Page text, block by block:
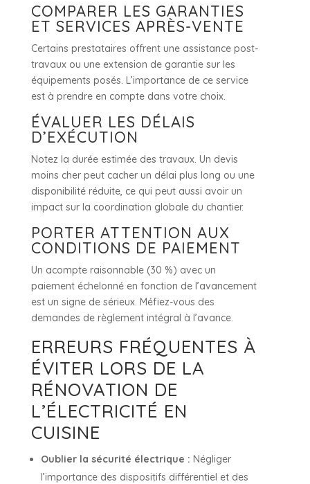
COMPARER LES GARANTIES
ET SERVICES APRÈS-VENTE
Certains prestataires offrent une assistance post-
travaux ou une extension de garantie sur les
équipements posés. L’importance de ce service
est à prendre en compte dans votre choix.
ÉVALUER LES DÉLAIS
D’EXÉCUTION
Notez la durée estimée des travaux. Un devis
moins cher peut cacher un délai plus long ou une
disponibilité réduite, ce qui peut aussi avoir un
impact sur la coordination globale du chantier.
PORTER ATTENTION AUX
CONDITIONS DE PAIEMENT
Un acompte raisonnable (30 %) avec un
paiement échelonné en fonction de l’avancement
est un signe de sérieux. Méfiez-vous des
demandes de règlement intégral à l’avance.
ERREURS FRÉQUENTES À
ÉVITER LORS DE LA
RÉNOVATION DE
L’ÉLECTRICITÉ EN
CUISINE
Oublier la sécurité électrique : Négliger
l’importance des dispositifs différentiel et des